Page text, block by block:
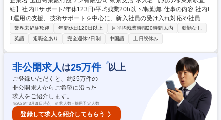
結】社内ITサポート/年休123日/平均残業20h以下/転勤無 仕事の内容 社内I
T運用の支援、技術サポートを中心に、新入社員の受け入れ対応や社員が
円滑にシステムを利用できる環境整備を担当いただきます。幅広いIT業務
に携わりながら専門性を高められるポジションです。 【具体的には】■IT
資産管理：資産台帳の更新、ハードウェア・ソフトウェアの正確性と可用
性の維持 ■入社対応：IT機器・ソフトウェア・アカウント設定、アクセス
権限の管理■ベンダー対応：定期メンテナンスの立会い、故障時の修理手
配 ■ITサポート：機器・ソフトウェアの一次対応、インストール・設定、
機器メンテナンス（PC、プリンター、ネットワーク、Web会議等） ※そ
の他業務内容は備考欄に記載しております。 募集職種 【丸の内/東京駅直
結】社内ITサポート/年休123日/平均残業20h以下/転勤無
業界未経験歓迎 年間休日120日以上 月平均残業時間20時間以内
転勤なし
英語
退職金あり 完全週休2日制 中国語 土日祝休み
非公開求人 は25万件 ※以上
ご登録いただくと、約25万件の
非公開求人からご希望に沿った
求人をご紹介します。
※2026年3月31日時点 ※求人数＝採用予定人数
登録して求人を紹介してもらう